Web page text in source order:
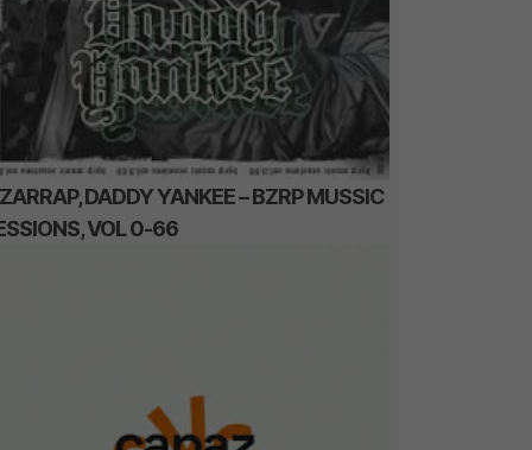
DADDY YANKEE – BZRP MUSSIC
VOL 0-66